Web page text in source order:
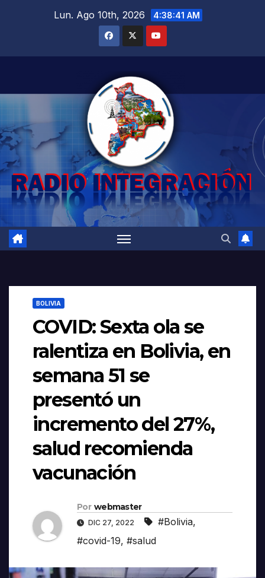
Lun. Ago 10th, 2026 4:38:42 AM
BOLIVIA
COVID: Sexta ola se
ralentiza en Bolivia, en
semana 51 se
presentó un
incremento del 27%,
salud recomienda
vacunación
Por webmaster
DIC 27, 2022 #Bolivia,
#covid-19, #salud